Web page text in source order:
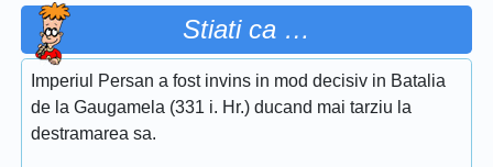
Stiati ca …
Imperiul Persan a fost invins in mod decisiv in Batalia
de la Gaugamela (331 i. Hr.) ducand mai tarziu la
destramarea sa.